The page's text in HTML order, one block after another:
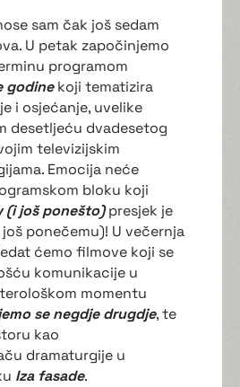
sam čak još sedam
U petak započinjemo
programom
godinekoji tematizira
i osjećanje, uvelike
desetljeću dvadesetog
televizijskim
Emocija neće
bloku koji
(i još ponešto)presjek je
ponečemu)! U večernja
ćemo filmove koji se
komunikacije u
momentu
se negdje drugdje, te
kao
dramaturgije u
Iza fasade.